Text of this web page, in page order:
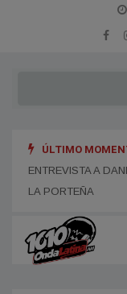
ÚLTIMO
ENTREVISTA A
ENTREVISTA A